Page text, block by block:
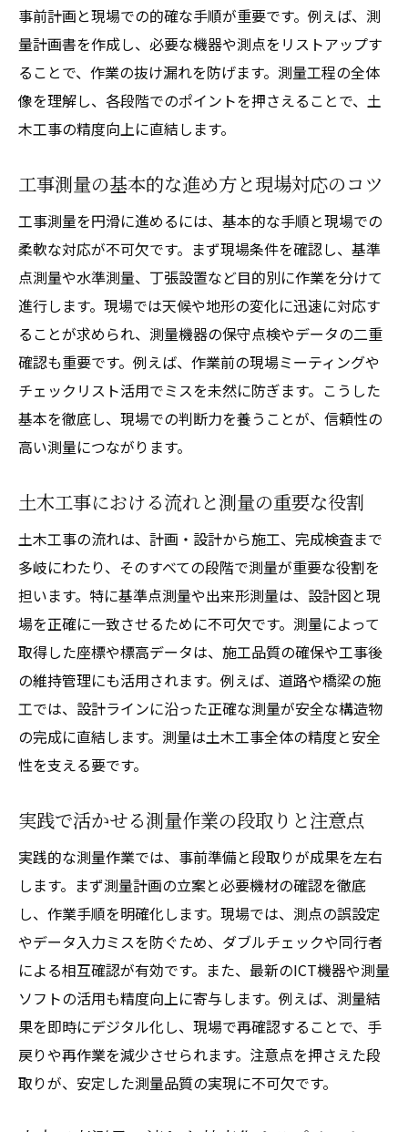
事前計画と現場での的確な手順が重要です。例えば、測
量計画書を作成し、必要な機器や測点をリストアップす
ることで、作業の抜け漏れを防げます。測量工程の全体
像を理解し、各段階でのポイントを押さえることで、土
木工事の精度向上に直結します。
工事測量の基本的な進め方と現場対応のコツ
工事測量を円滑に進めるには、基本的な手順と現場での
柔軟な対応が不可欠です。まず現場条件を確認し、基準
点測量や水準測量、丁張設置など目的別に作業を分けて
進行します。現場では天候や地形の変化に迅速に対応す
ることが求められ、測量機器の保守点検やデータの二重
確認も重要です。例えば、作業前の現場ミーティングや
チェックリスト活用でミスを未然に防ぎます。こうした
基本を徹底し、現場での判断力を養うことが、信頼性の
高い測量につながります。
土木工事における流れと測量の重要な役割
土木工事の流れは、計画・設計から施工、完成検査まで
多岐にわたり、そのすべての段階で測量が重要な役割を
担います。特に基準点測量や出来形測量は、設計図と現
場を正確に一致させるために不可欠です。測量によって
取得した座標や標高データは、施工品質の確保や工事後
の維持管理にも活用されます。例えば、道路や橋梁の施
工では、設計ラインに沿った正確な測量が安全な構造物
の完成に直結します。測量は土木工事全体の精度と安全
性を支える要です。
実践で活かせる測量作業の段取りと注意点
実践的な測量作業では、事前準備と段取りが成果を左右
します。まず測量計画の立案と必要機材の確認を徹底
し、作業手順を明確化します。現場では、測点の誤設定
やデータ入力ミスを防ぐため、ダブルチェックや同行者
による相互確認が有効です。また、最新のICT機器や測量
ソフトの活用も精度向上に寄与します。例えば、測量結
果を即時にデジタル化し、現場で再確認することで、手
戻りや再作業を減少させられます。注意点を押さえた段
取りが、安定した測量品質の実現に不可欠です。